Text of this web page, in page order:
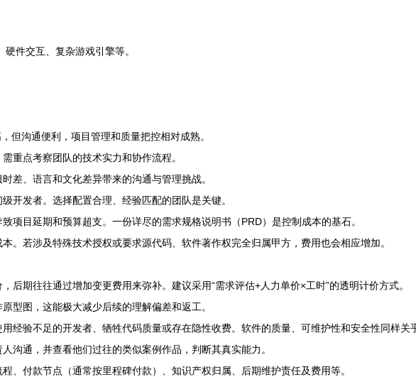
件交互、复杂游戏引擎等。
但沟通便利，项目管理和质量把控相对成熟。
重点考察团队的技术实力和协作流程。
差、语言和文化差异带来的沟通与管理挑战。
开发者。选择配置合理、经验匹配的团队是关键。
项目延期和预算超支。一份详尽的需求规格说明书（PRD）是控制成本的基石。
。若涉及特殊技术授权或要求源代码、软件著作权完全归属甲方，费用也会相应增加。
后期往往通过增加变更费用来弥补。建议采用“需求评估+人力单价×工时”的透明计价方式。
型图，这能极大减少后续的理解偏差和返工。
经验不足的开发者、牺牲代码质量或存在隐性收费。软件的质量、可维护性和安全性同样关
沟通，并查看他们过往的类似案例作品，判断其真实能力。
、付款节点（通常按里程碑付款）、知识产权归属、后期维护责任及费用等。